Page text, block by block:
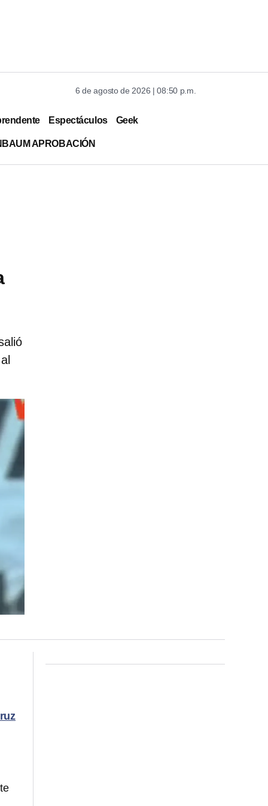
6 de agosto de 2026 | 08:50 p.m.
Espectáculos Geek
APROBACIÓN